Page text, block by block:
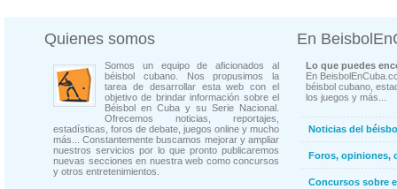
Quienes somos
Somos un equipo de aficionados al
béisbol cubano. Nos propusimos la
tarea de desarrollar esta web con el
objetivo de brindar información sobre el
Béisbol en Cuba y su Serie Nacional.
Ofrecemos noticias, reportajes,
estadísticas, foros de debate, juegos online y mucho
más... Constantemente buscamos mejorar y ampliar
nuestros servicios por lo que pronto publicaremos
nuevas secciones en nuestra web como concursos
y otros entretenimientos.
En
Lo que puedes
En
béisbol cubano,
los juegos y más...
Noticias del
Foros, opiniones,
Concursos sobre